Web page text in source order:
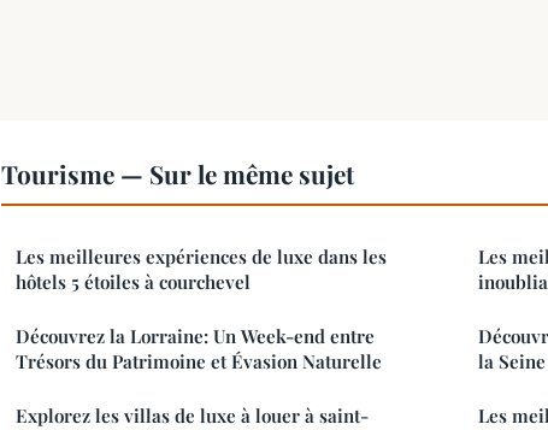
Tourisme — Sur le même sujet
Les meilleures expériences de luxe dans les
hôtels 5 étoiles à courchevel
Découvrez la Lorraine: Un Week-end entre
Trésors du Patrimoine et Évasion Naturelle
Explorez les villas de luxe à louer à saint-
Les
la
Les